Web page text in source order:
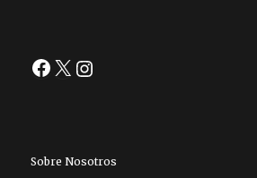
Facebook
X Instagram
Sobre Nosotros